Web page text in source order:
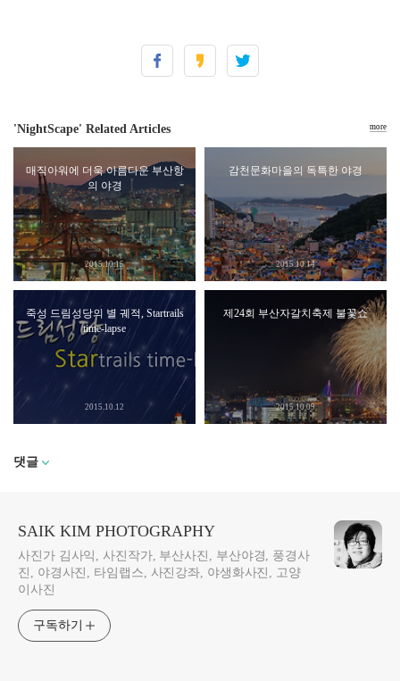
'NightScape' Related Articles
매직아워에 더욱 아름다운 부산항
의 야경
2015.10.15
감천문화마을의 독특한 야경
2015.10.14
죽성 드림성당의 별 궤적, Startrails
time-lapse
2015.10.12
제24회 부산자갈치축제 불꽃쇼
2015.10.09
more
댓글
SAIK KIM PHOTOGRAPHY
사진가 김사익, 사진작가, 부산사진, 부산야경, 풍경사
진, 야경사진, 타임랩스, 사진강좌, 야생화사진, 고양
이사진
구독하기